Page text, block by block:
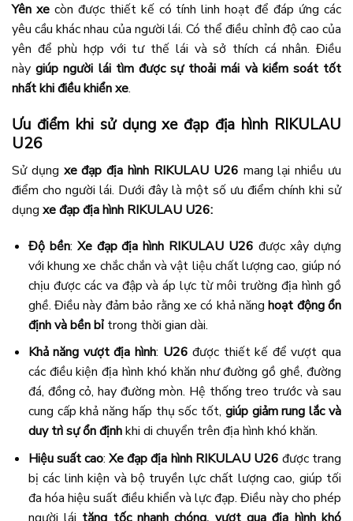
Yên xecòn được thiết kế có tính linh hoạt để đáp ứng các
yêu cầu khác nhau của người lái. Có thể điều chỉnh độ cao của
yên để phù hợp với tư thế lái và sở thích cá nhân. Điều
nàygiúp người lái tìm được sự thoải mái và kiểm soát tốt
nhất khi điều khiển xe.
Ưu điểm khi sử dụng xe đạp địa hình RIKULAU
U26
Sử dụng xe đạp địa hình RIKULAU U26 mang lại nhiều ưu
điểm cho người lái. Dưới đây là một số ưu điểm chính khi sử
dụng xe đạp địa hình RIKULAU U26:
Độ bền: Xe đạp địa hình RIKULAU U26 được xây dựng
với khung xe chắc chắn và vật liệu chất lượng cao, giúp nó
chịu được các va đập và áp lực từ môi trường địa hình gồ
ghề. Điều này đảm bảo rằng xe có khả nănghoạt động ổn
định và bền bỉtrong thời gian dài.
Khả năng vượt địa hình: U26 được thiết kế để vượt qua
các điều kiện địa hình khó khăn như đường gồ ghề, đường
đá, đồng cỏ, hay đường mòn. Hệ thống treo trước và sau
cung cấp khả năng hấp thụ sốc tốt, giúp giảm rung lắc và
duy trì sự ổn địnhkhi di chuyển trên địa hình khó khăn.
Hiệu suất cao:Xe đạp địa hình RIKULAU U26 được trang
bị các linh kiện và bộ truyền lực chất lượng cao, giúp tối
đa hóa hiệu suất điều khiển và lực đạp. Điều này cho phép